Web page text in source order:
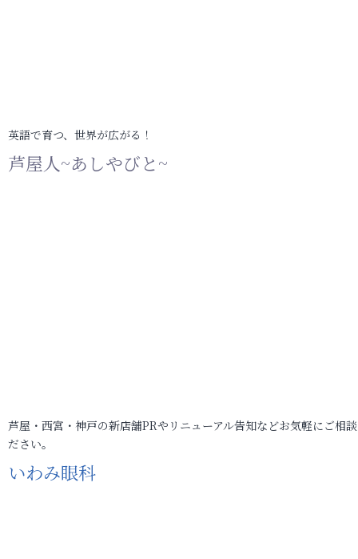
英語で育つ、世界が広がる！
芦屋人~あしやびと~
芦屋・西宮・神戸の新店舗PRやリニューアル告知などお気軽にご相
ださい。
いわみ眼科